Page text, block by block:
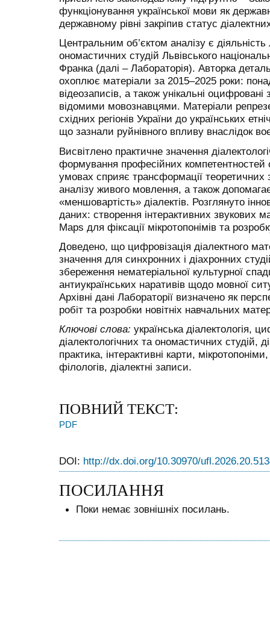
функціонування української мови як
державному рівні закріпив статус
Центральним об’єктом аналізу є діяльність
ономастичних студій Львівського
Франка (далі – Лабораторія). Авторка
охоплює матеріали за 2015–2025 роки:
відеозаписів, а також унікальні оцифровані
відомими мовознавцями. Матеріали
східних регіонів України до українських
що зазнали руйнівного впливу внаслідок
Висвітлено практичне значення
формування професійних компетентностей
умовах сприяє трансформації теоретичних
аналізу живого мовлення, а також
«меншовартість» діалектів. Розглянуто
даних: створення інтерактивних звукових
Maps для фіксації мікротопонімів та
Доведено, що цифровізація діалектного
значення для синхронних і діахронних
збереження нематеріальної культурної
антиукраїнських наративів щодо мовної
Архівні дані Лабораторії визначено як
робіт та розробки новітніх навчальних
Ключові слова: українська діалектологія,
діалектологічних та ономастичних студій,
практика, інтерактивні карти,
філологів, діалектні записи.
ПОВНИЙ ТЕКСТ:
PDF
DOI: http://dx.doi.org/10.30970/
ПОСИЛАННЯ
Поки немає зовнішніх посилань.